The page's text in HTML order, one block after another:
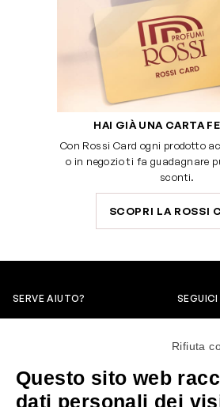
HAI GIÀ UNA CARTA
Con Rossi Card ogni prodotto
o in negozio ti fa guadagnare
sconti.
SCOPRI LA ROSSI
SERVE AIUTO?
servizioclienti@rossiprofumi.it
SEGUICI
Rifiuta
Questo sito web
dati personali dei